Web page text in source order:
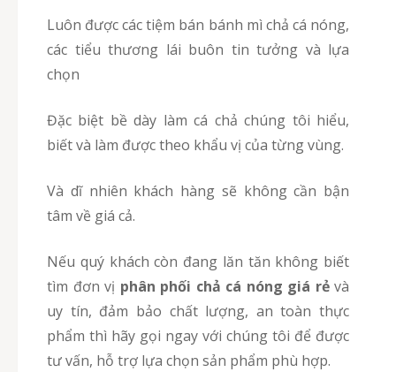
Luôn được các tiệm bán bánh mì chả cá nóng,
các tiểu thương lái buôn tin tưởng và lựa
chọn
Đặc biệt bề dày làm cá chả chúng tôi hiểu,
biết và làm được theo khẩu vị của từng vùng.
Và dĩ nhiên khách hàng sẽ không cần bận
tâm về giá cả.
Nếu quý khách còn đang lăn tăn không biết
tìm đơn vị phân phối chả cá nóng giá rẻ và
uy tín, đảm bảo chất lượng, an toàn thực
phẩm thì hãy gọi ngay với chúng tôi để được
tư vấn, hỗ trợ lựa chọn sản phẩm phù hợp.